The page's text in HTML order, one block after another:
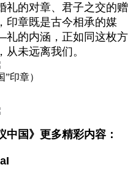
礼的对章、君子之交的赠
印章既是古今相承的媒
的内涵，正如同这枚方
未远离我们。
”印章）
中国》 更多精彩内容：